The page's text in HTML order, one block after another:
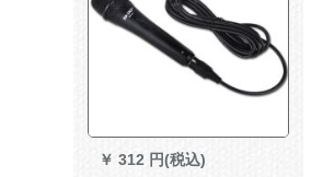
￥ 312 円(税込)